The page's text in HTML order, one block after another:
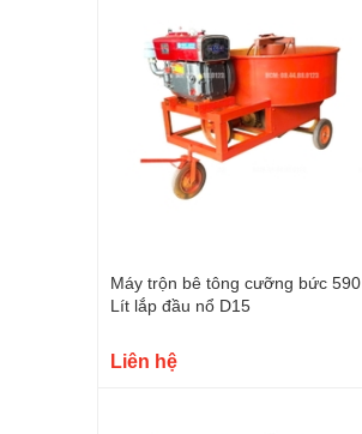
Máy trộn bê tông cưỡng bức 590
Lít lắp đầu nổ D15
Liên hệ